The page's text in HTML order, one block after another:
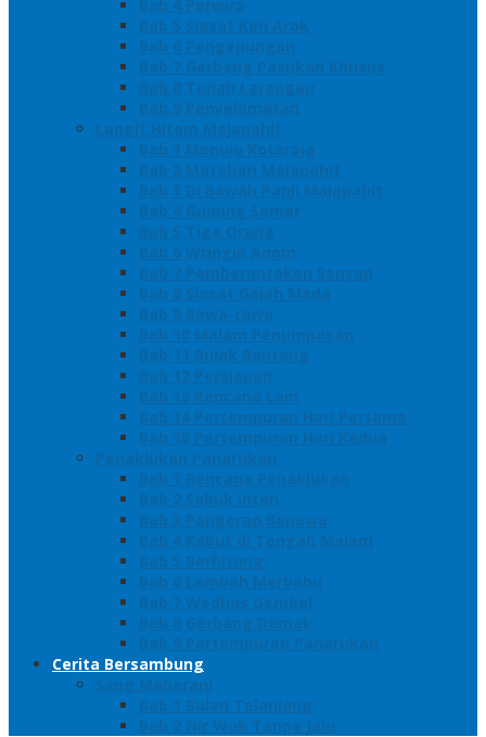
Bab 4 Perwira
Bab 5 Siasat Ken Arok
Bab 6 Pengepungan
Bab 7 Gerbang Pasukan Khusus
Bab 8 Tanah Larangan
Bab 9 Penyelamatan
Langit Hitam Majapahit
Bab 1 Menuju Kotaraja
Bab 2 Matahari Majapahit
Bab 3 Di Bawah Panji Majapahit
Bab 4 Gunung Semar
Bab 5 Tiga Orang
Bab 6 Wringin Anom
Bab 7 Pemberontakan Senyap
Bab 8 Siasat Gajah Mada
Bab 9 Rawa-rawa
Bab 10 Malam Penumpasan
Bab 11 Bulak Banteng
Bab 12 Persiapan
Bab 13 Rencana Lain
Bab 14 Pertempuran Hari Pertama
Bab 15 Pertempuran Hari Kedua
Penaklukan Panarukan
Bab 1 Rencana Penaklukan
Bab 2 Sabuk Inten
Bab 3 Pangeran Benawa
Bab 4 Kabut di Tengah Malam
Bab 5 Berhitung
Bab 6 Lembah Merbabu
Bab 7 Wedhus Gembel
Bab 8 Gerbang Demak
Bab 9 Pertempuran Panarukan
Cerita Bersambung
Sang Maharani
Bab 1 Bulan Telanjang
Bab 2 Nir Wuk Tanpa Jalu